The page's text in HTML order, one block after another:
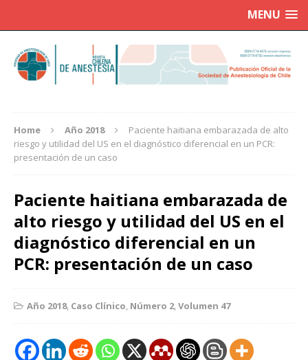
MENU
Home Año 2018
Paciente haitiana embarazada de alto
riesgo y utilidad del US en el diagnóstico diferencial en un PCR:
presentación de un caso
Paciente haitiana embarazada de
alto riesgo y utilidad del US en el
diagnóstico diferencial en un
PCR: presentación de un caso
Año 2018, Caso Clínico, Número 2,Volumen 47